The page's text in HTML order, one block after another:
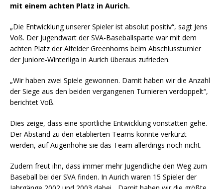
mit einem achten Platz in Aurich.
„Die Entwicklung unserer Spieler ist absolut positiv“, sagt Jens
Voß. Der Jugendwart der SVA-Baseballsparte war mit dem
achten Platz der Alfelder Greenhorns beim Abschlussturnier
der Juniore-Winterliga in Aurich überaus zufrieden.
„Wir haben zwei Spiele gewonnen. Damit haben wir die Anzahl
der Siege aus den beiden vergangenen Turnieren verdoppelt“,
berichtet Voß.
Dies zeige, dass eine sportliche Entwicklung vonstatten gehe.
Der Abstand zu den etablierten Teams konnte verkürzt
werden, auf Augenhöhe sie das Team allerdings noch nicht.
Zudem freut ihn, dass immer mehr Jugendliche den Weg zum
Baseball bei der SVA finden. In Aurich waren 15 Spieler der